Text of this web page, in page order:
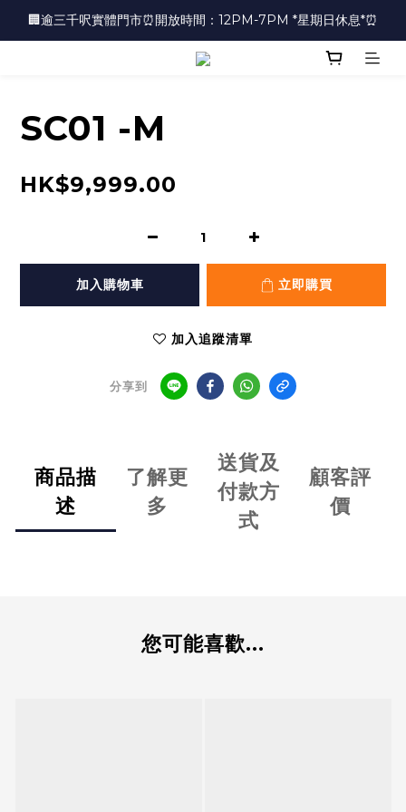
🏢逾三千呎實體門市⏰開放時間：12PM-7PM *星期日休息*⏰
🏢逾三千呎實體門市⏰開放時間：12PM-7PM *星期日休息*⏰
👜📣 歡迎隨時光臨 📣💍
🏢逾三千呎實體門市⏰開放時間：12PM-7PM *星期日休息*⏰
SC01 -M
HK$9,999.00
加入購物車 立即購買
加入追蹤清單
分享到
商品描
述
了解更
多
送貨及
付款方
式
顧客評
價
您可能喜歡...